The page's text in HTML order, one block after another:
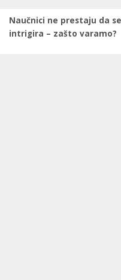
Naučnici ne prestaju da
intrigira – zašto varamo?